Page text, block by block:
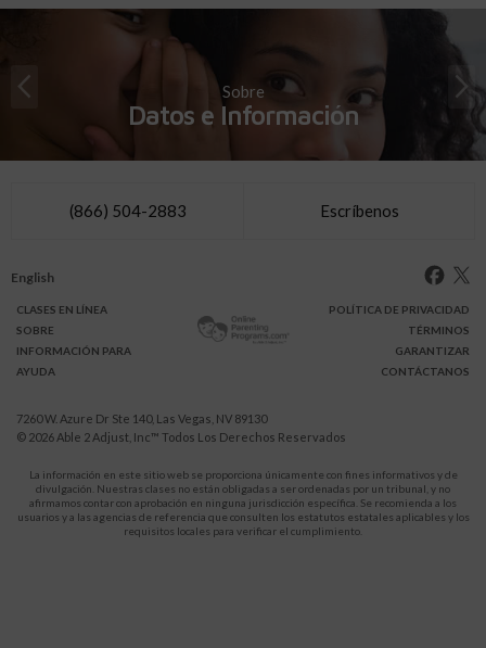
Sobre
Datos e Información
(866) 504-2883 Escríbenos
English
CLASES EN LÍNEA
SOBRE
INFORMACIÓN PARA
AYUDA
POLÍTICA DE PRIVACIDAD
TÉRMINOS
GARANTIZAR
CONTÁCTANOS
7260 W. Azure Dr Ste 140, Las Vegas, NV 89130
© 2026 Able 2 Adjust, Inc™ Todos Los Derechos Reservados
La información en este sitio web se proporciona únicamente con fines informativos y de
divulgación. Nuestras clases no están obligadas a ser ordenadas por un tribunal, y no
afirmamos contar con aprobación en ninguna jurisdicción específica. Se recomienda a los
usuarios y a las agencias de referencia que consulten los estatutos estatales aplicables y los
requisitos locales para verificar el cumplimiento.